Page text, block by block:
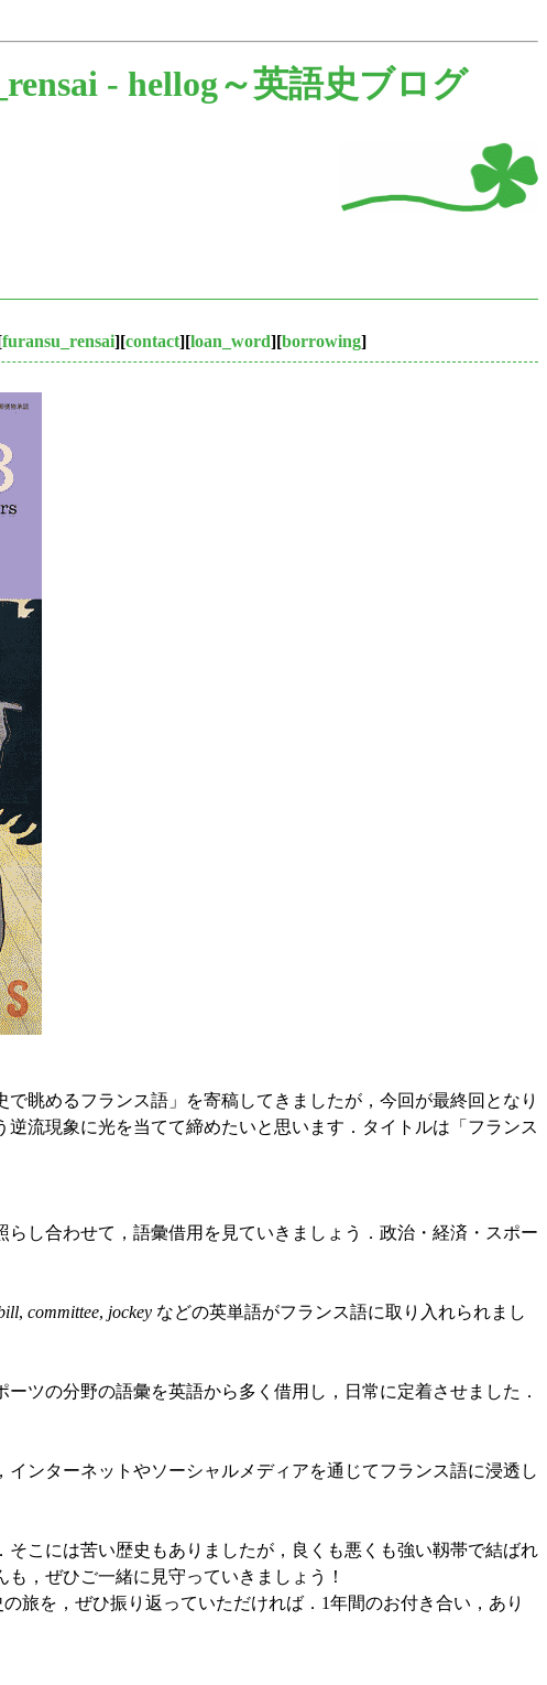
- hellog～英語史ブログ
furansu_rensai][contact][loan_word][borrowing]
眺めるフランス語」を寄稿してきましたが，今回が最終回となり
流現象に光を当てて締めたいと思います．タイトルは「フランス
合わせて，語彙借用を見ていきましょう．政治・経済・スポー
, committee, jockey などの英単語がフランス語に取り入れられまし
の分野の語彙を英語から多く借用し，日常に定着させました．
ターネットやソーシャルメディアを通じてフランス語に浸透し
こには苦い歴史もありましたが，良くも悪くも強い靱帯で結ばれ
，ぜひご一緒に見守っていきましょう！
旅を，ぜひ振り返っていただければ．1年間のお付き合い，あり